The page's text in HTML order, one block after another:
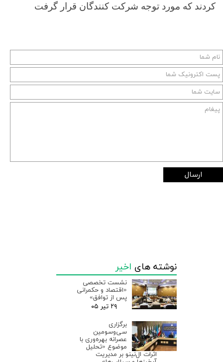
کردند که مورد توجه شرکت کنندگان قرار گرفت
ارسال
نوشته های اخیر
نشست تخصصی
«اقتصاد و حکمرانی
پس از توافق»
۲۹ تیر ۰۵
برگزاری
سی‌وسومین
عصرانه بهره‌وری با
موضوع «تحلیل
اثرات ال‌نینو بر مدیریت